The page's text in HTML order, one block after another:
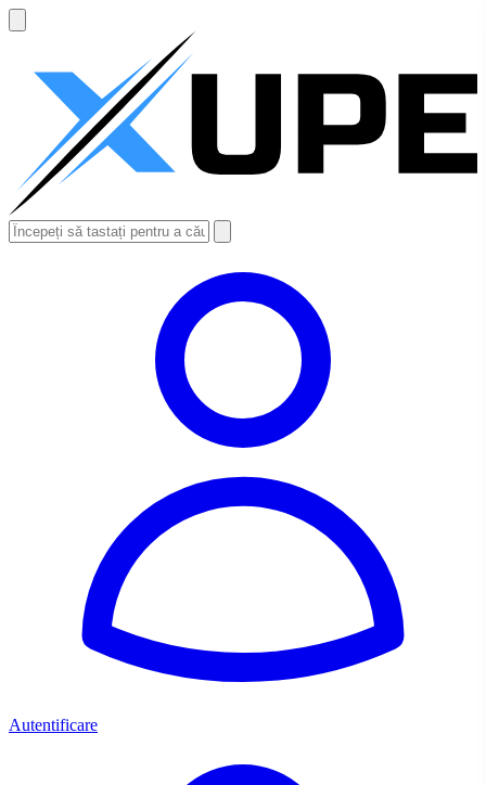
Autentificare